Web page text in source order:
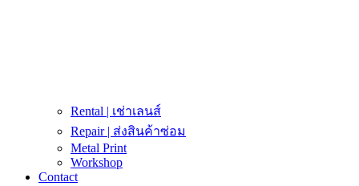
Rental | เช่าเลนส์
Repair | ส่งสินค้าซ่อม
Metal Print
Workshop
Contact